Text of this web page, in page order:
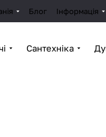
Блог Інформація
Сантехніка